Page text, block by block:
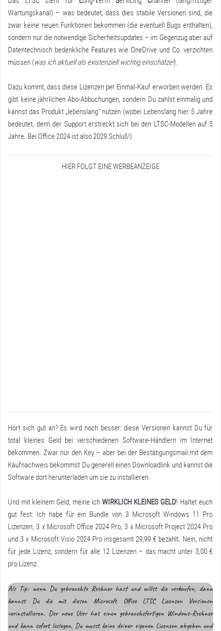
Wartungskanal) – was bedeutet, dass dies stabile Versionen sind, die
zwar keine neuen Funktionen bekommen (die eventuell Bugs enthalten),
sondern nur die notwendige Sicherheitsupdates – im Gegenzug aber auf
Datentechnisch bedenkliche Features wie OneDrive und Co. verzichten
müssen (was ich aktuell als existenziell wichtig einschätze!).
Dazu kommt, dass diese Lizenzen per Einmal-Kauf erworben werden. Es
gibt keine jährlichen Abo-Abbuchungen, sondern Du zahlst einmalig und
kannst das Produkt „lebenslang“ nutzen (wobei Lebenslang hier 5 Jahre
bedeutet, denn der Support erstreckt sich bei den LTSC-Modellen auf 5
Jahre. Bei Office 2024 ist also 2029 Schluß!)
HIER FOLGT EINE WERBEANZEIGE
Hört sich gut an? Es wird noch besser: diese Versionen kannst Du für
total kleines Geld bei verschiedenen Software-Händlern im Internet
bekommen. Zwar nur den Key – aber bei der Bestätigungsmail mit dem
Kaufnachweis bekommst Du generell einen Downloadlink und kannst die
Software dort herunterladen um sie zu installieren.
Und mit kleinem Geld, meine ichWIRKLICH KLEINES GELD! Haltet euch
gut fest: Ich habe für ein Bundle von 3 Microsoft Windows 11 Pro
Lizenzen, 3 x Microsoft Office 2024 Pro, 3 x Microsoft Project 2024 Pro
und 3 x Microsoft Visio 2024 Pro insgesamt 29,99 € bezahlt. Nein, nicht
für jede Lizenz, sondern für alle 12 Lizenzen – das macht unter 3,00 €
pro Lizenz.
Als Tip: wenn Du gebrauchte Rechner hast und willst die verkaufen, dann
kannst Du die mit diesen Microsoft Office LTSC Lizenzen Versionen
vorinstallieren. Der neue User hat einen gebrauchsfertigen Windows-Rechner
und kann sofort loslegen, Du musst keine deiner eigenen Lizenzen abgeben und